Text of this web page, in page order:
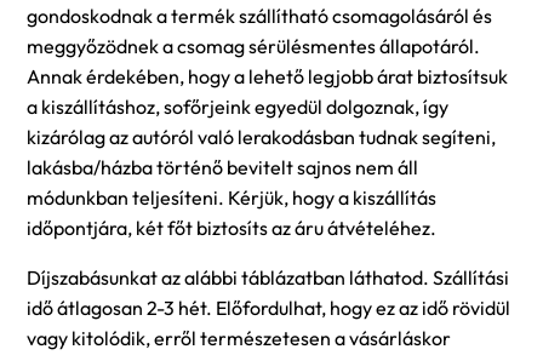
gondoskodnak a termék szállítható csomagolásáról és
meggyőzödnek a csomag sérülésmentes állapotáról.
Annak érdekében, hogy a lehető legjobb árat biztosítsuk
a kiszállításhoz, sofőrjeink egyedül dolgoznak, így
kizárólag az autóról való lerakodásban tudnak segíteni,
lakásba/házba történő bevitelt sajnos nem áll
módunkban teljesíteni. Kérjük, hogy a kiszállítás
időpontjára, két főt biztosíts az áru átvételéhez.
Díjszabásunkat az alábbi táblázatban láthatod. Szállítási
idő átlagosan 2-3 hét. Előfordulhat, hogy ez az idő rövidül
vagy kitolódik, erről természetesen a vásárláskor